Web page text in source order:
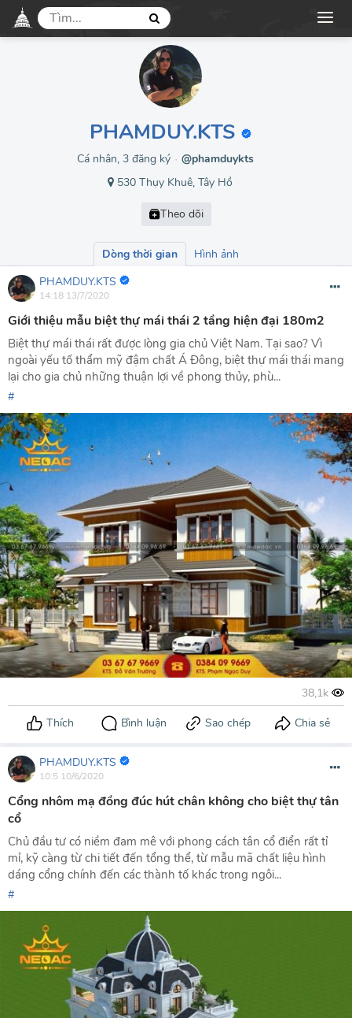
PHAMDUY.KTS
Cá nhân, 3 đăng ký ●
@phamduykts
530 Thụy Khuê, Tây Hồ
Dòng thời gian
Hình ảnh
PHAMDUY.KTS
14:18 13/7/2020
Giới thiệu mẫu biệt thự mái thái 2 tầng hiện đại 180m2
Biệt thự mái thái rất được lòng gia chủ Việt Nam. Tại sao? Vì
ngoài yếu tố thẩm mỹ đậm chất Á Đông, biệt thự mái thái mang
lại cho gia chủ những thuận lợi về phong thủy, phù...
PHAMDUY.KTS
10:5 10/6/2020
Cổng nhôm mạ đồng đúc hút chân không cho biệt thự tân
cổ
Chủ đầu tư có niềm đam mê với phong cách tân cổ điển rất tỉ
mỉ, kỹ càng từ chi tiết đến tổng thể, từ mẫu mã chất liệu hình
dáng cổng chính đến các thành tố khác trong ngôi...